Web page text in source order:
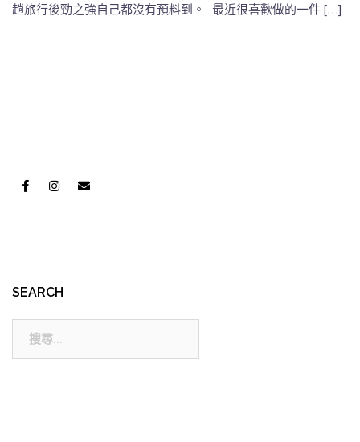
趟旅行後勁之強自己都沒有預料到。 最近很喜歡做的一件 […]
SEARCH